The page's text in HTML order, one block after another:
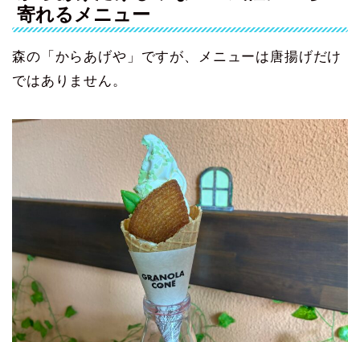
寄れるメニュー
森の「からあげや」ですが、メニューは唐揚げだけ
ではありません。